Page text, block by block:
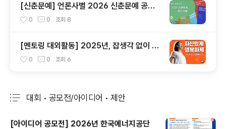
[신춘문예] 언론사별 2026 신춘문예 공고
모음
0 0 조회 8
[멘토링 대외활동] 2025년, 잡생각 없이 가
장 '나답게' 성공하는 법 ㅣ자기계발 명상캠프
0 0 조회 6
대회 • 공모전/아이디어 • 제안
[아이디어 공모전] 2026년 한국에너지공단